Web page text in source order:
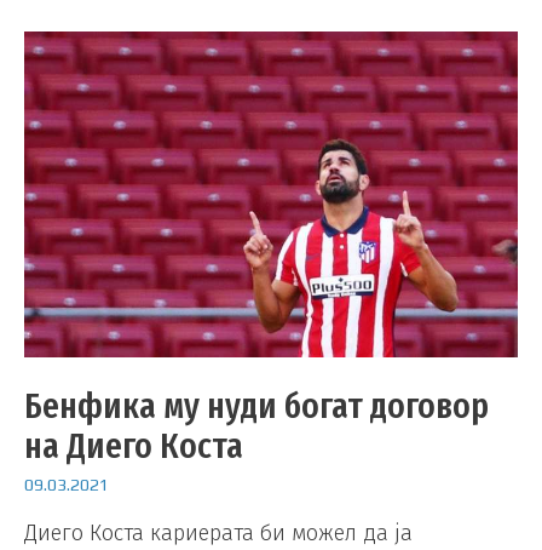
Бенфика му нуди богат договор
на Диего Коста
09.03.2021
Диего Коста кариерата би можел да ја